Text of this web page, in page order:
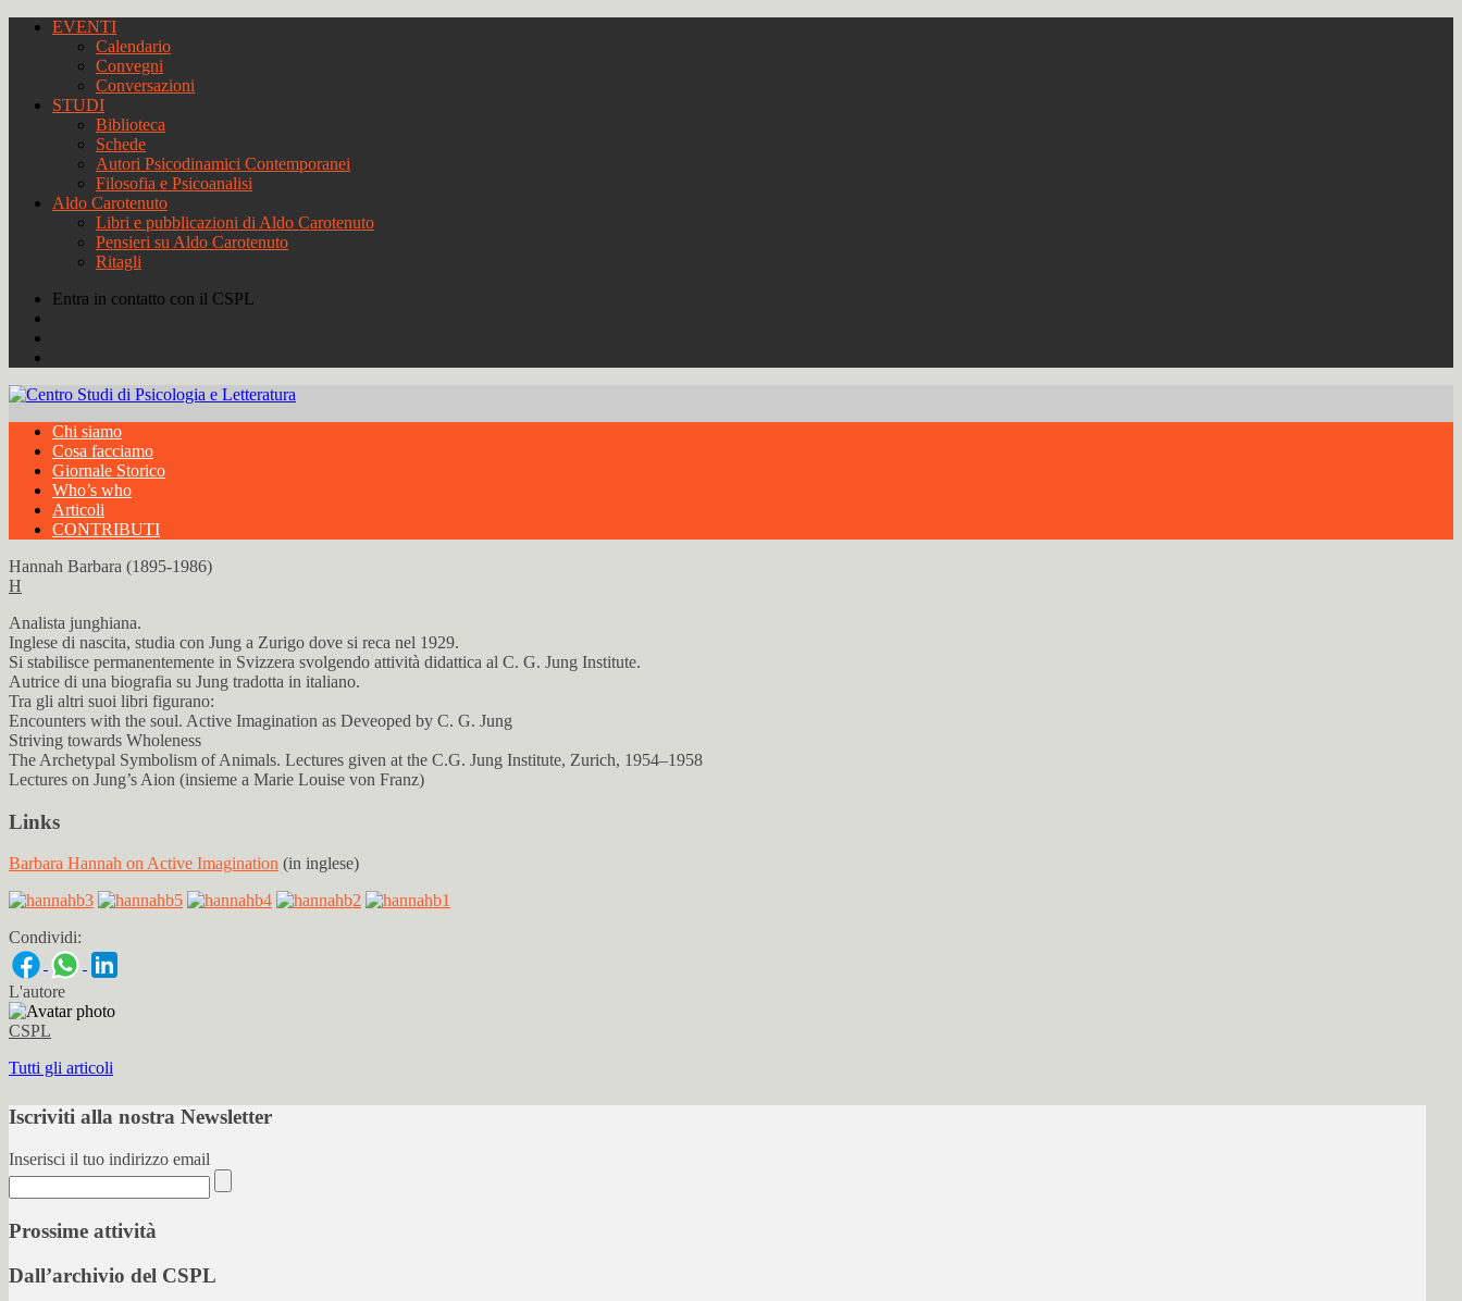
EVENTI
Calendario
Convegni
Conversazioni
STUDI
Biblioteca
Schede
Autori Psicodinamici Contemporanei
Filosofia e Psicoanalisi
Aldo Carotenuto
Libri e pubblicazioni di Aldo Carotenuto
Pensieri su Aldo Carotenuto
Ritagli
Entra in contatto con il CSPL
Chi siamo
Cosa facciamo
Giornale Storico
Who’s who
Articoli
CONTRIBUTI
Hannah Barbara (1895-1986)
H
Analista junghiana.
Inglese di nascita, studia con Jung a Zurigo dove si reca nel 1929.
Si stabilisce permanentemente in Svizzera svolgendo attività didattica al C. G. Jung Institute.
Autrice di una biografia su Jung tradotta in italiano.
Tra gli altri suoi libri figurano:
Encounters with the soul. Active Imagination as Deveoped by C. G. Jung
Striving towards Wholeness
The Archetypal Symbolism of Animals. Lectures given at the C.G. Jung Institute, Zurich, 1954–1958
Lectures on Jung’s Aion (insieme a Marie Louise von Franz)
Links
Barbara Hannah on Active Imagination (in inglese)
Condividi:
L'autore
CSPL
Tutti gli articoli
Iscriviti alla nostra Newsletter
Inserisci il tuo indirizzo email
Prossime attività
Dall’archivio del CSPL